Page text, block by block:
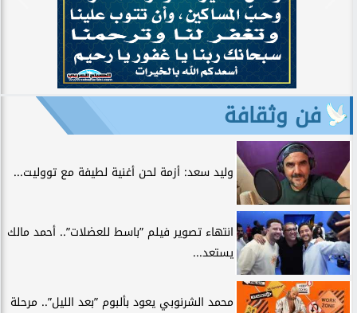
فن وثقافة
وليد سعد: أزمة لحن أغنية لطيفة مع تووليت...
انتهاء تصوير فيلم ”باسط للعضلات”.. أحمد مالك
يستعد...
محمد الشرنوبي يعود بألبوم ”بعد الليل”.. مرحلة